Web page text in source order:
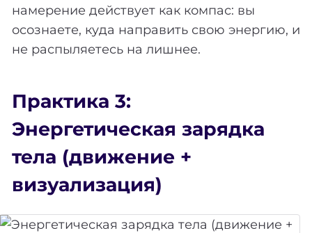
намерение действует как компас: вы
осознаете, куда направить свою энергию, и
не распыляетесь на лишнее.
Практика 3:
Энергетическая зарядка
тела (движение +
визуализация)